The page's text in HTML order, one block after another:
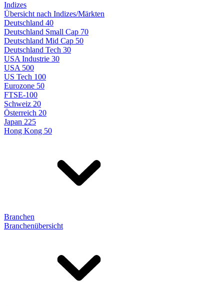
Indizes
Übersicht nach Indizes/Märkten
Deutschland 40
Deutschland Small Cap 70
Deutschland Mid Cap 50
Deutschland Tech 30
USA Industrie 30
USA 500
US Tech 100
Eurozone 50
FTSE-100
Schweiz 20
Österreich 20
Japan 225
Hong Kong 50
Branchen
Branchenübersicht